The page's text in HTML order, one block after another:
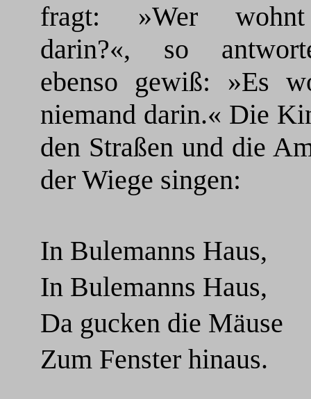
fragt: »Wer
darin?«, so
ebenso gewiß: »Es
niemand darin.« Die
den Straßen und die
der Wiege singen:
In Bulemanns Haus,
In Bulemanns Haus,
Da gucken die Mäuse
Zum Fenster hinaus.